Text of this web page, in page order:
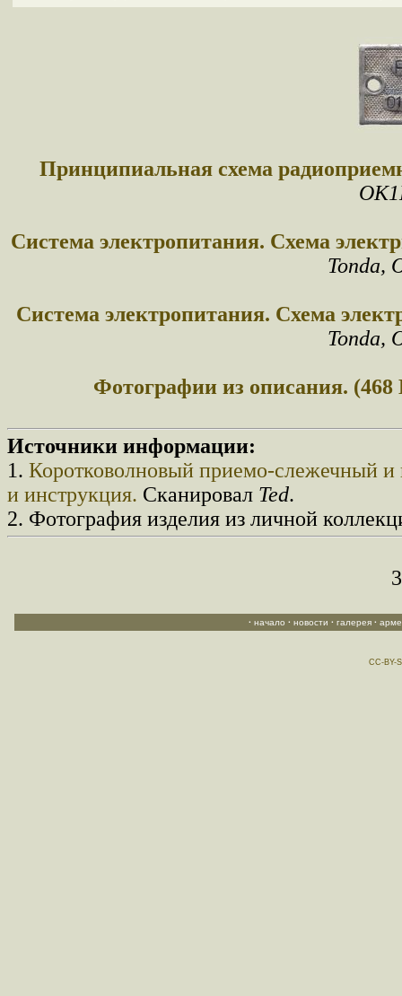
Принципиальная схема
Система электропитания. Схема
Tonda,
Система электропитания. Схема
Tonda,
Фотографии из описания.
Источники информации:
1. Коротковолновый приемо-слежечный
и инструкция. Сканировал Ted.
2. Фотография изделия из личной
· начало · новости · галерея ·
CC-BY-